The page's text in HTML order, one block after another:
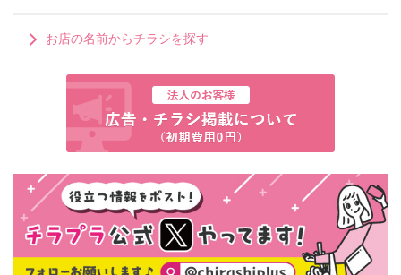
お店の名前からチラシを探す